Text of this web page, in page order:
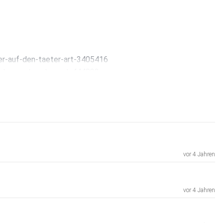
auf-den-taeter-art-3405416
verantworten-art-444033
vor 4 Jahren
vor 4 Jahren